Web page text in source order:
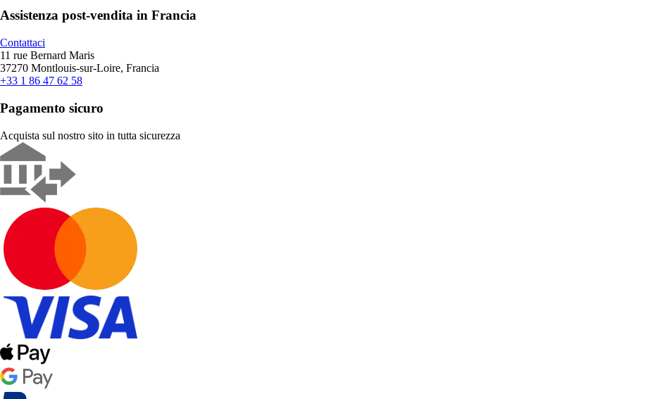
Assistenza post-vendita in Francia
Contattaci
11 rue Bernard Maris
37270 Montlouis-sur-Loire, Francia
+33 1 86 47 62 58
Pagamento sicuro
Acquista sul nostro sito in tutta sicurezza